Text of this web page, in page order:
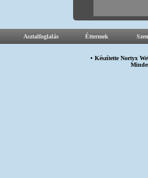
Asztalfoglalás Éttermek
• KészítetteNortyx